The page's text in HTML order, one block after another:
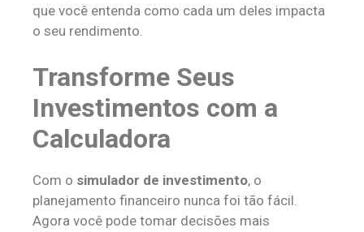
que você entenda como cada um deles impacta
o seu rendimento.
Transforme Seus
Investimentos com a
Calculadora
Com o simulador de investimento, o
planejamento financeiro nunca foi tão fácil.
Agora você pode tomar decisões mais